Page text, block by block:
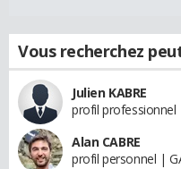
Vous recherchez
Julien KABRE
profil professionnel
Alan CABRE
profil personnel |